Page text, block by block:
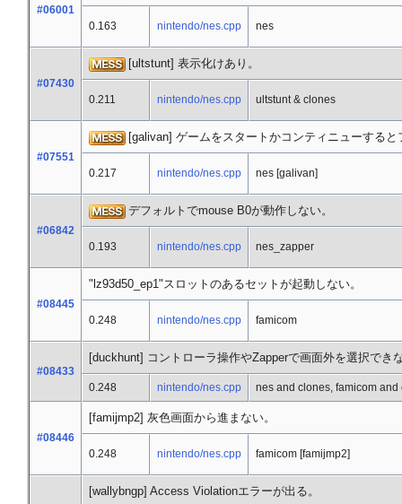
#06001
0.163 nintendo/nes.cpp nes
#07430
[ultstunt] 表示化けあり。
0.211 nintendo/nes.cpp ultstunt & clones
#07551
[galivan] ゲームをスタートかコンティニューすると
0.217 nintendo/nes.cpp nes [galivan]
#06842
デフォルトでmouse B0が動作しない。
0.193 nintendo/nes.cpp nes_zapper
#08445
"lz93d50_ep1"スロットのあるセットが起動しない。
0.248 nintendo/nes.cpp famicom
#08433
[duckhunt] コントローラ操作やZapperで画面外を選択でき
0.248 nintendo/nes.cpp nes and clones, famicom and
#08446
[famijmp2] 灰色画面から進まない。
0.248 nintendo/nes.cpp famicom [famijmp2]
[wallybngp] Access Violationエラーが出る。